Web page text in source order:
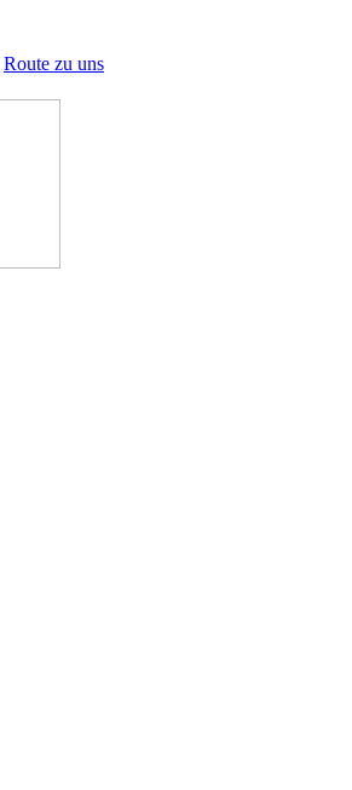
Route zu uns